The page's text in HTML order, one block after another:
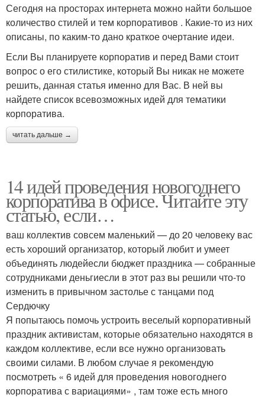
Сегодня на просторах интернета можно найти большое
количество стилей и тем корпоративов . Какие-то из них
описаны, по каким-то дано краткое очертание идеи.
Если Вы планируете корпоратив и перед Вами стоит
вопрос о его стилистике, который Вы никак не можете
решить, данная статья именно для Вас. В ней вы
найдете список всевозможных идей для тематики
корпоратива.
читать дальше →
14 идей проведения новогоднего
корпоратива в офисе. Читайте эту
статью, если…
ваш коллектив совсем маленький — до 20 человеку вас
есть хороший организатор, который любит и умеет
объединять людейесли бюджет праздника — собранные
сотрудниками деньгиесли в этот раз вы решили что-то
изменить в привычном застолье с танцами под
Сердючку
Я попытаюсь помочь устроить веселый корпоративный
праздник активистам, которые обязательно находятся в
каждом коллективе, если все нужно организовать
своими силами. В любом случае я рекомендую
посмотреть « 6 идей для проведения новогоднего
корпоратива с вариациями» , там тоже есть много